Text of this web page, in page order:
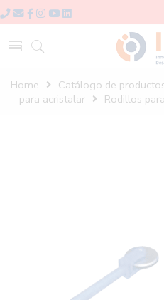
Home Catálogo de
para acristalar
Rodillos